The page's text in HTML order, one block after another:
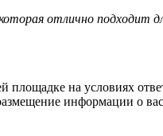
отлично подходит
площадке на условиях
информации о